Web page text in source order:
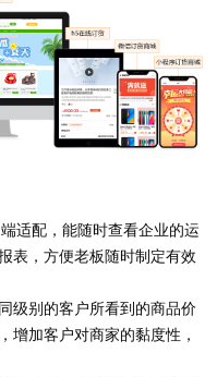
配，能随时查看企业的运
表，方便老板随时制定有效
别的客户所看到的商品价
增加客户对商家的黏度性，